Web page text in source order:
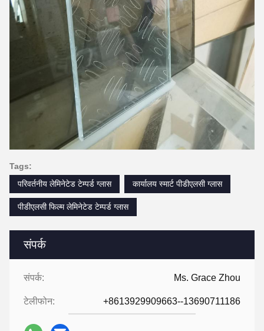
संपर्क
संपर्क: Ms. Grace Zhou
टेलीफोन: +8613929909663--13690711186
Tags:
परिवर्तनीय लेमिनेटेड टेम्पर्ड ग्लास
कार्यालय स्मार्ट पीडीएलसी ग्लास
पीडीएलसी फिल्म लेमिनेटेड टेम्पर्ड ग्लास